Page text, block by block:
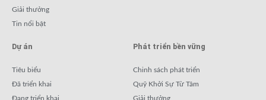
Giải thưởng
Tin nổi bật
Dự án
Tiêu biểu
Đã triển khai
Đang triển khai
Phát triển bền vững
Chinh sách phát triển
Quỹ Khởi Sự Từ Tâm
Giải thưởng